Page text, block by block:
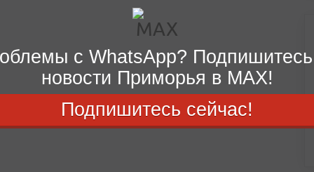
с WhatsApp?
новости Приморья в MAX!
Подпишитесь сейчас!